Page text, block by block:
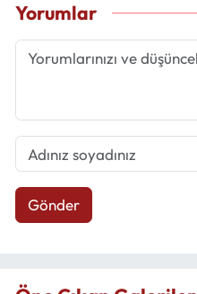
Yorumlar
Gönder